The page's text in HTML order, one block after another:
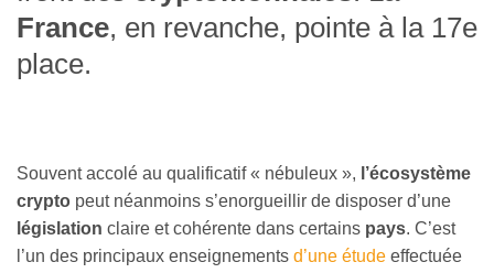
France, en revanche, pointe à la 17e
place.
Souvent accolé au qualificatif « nébuleux », l’écosystème
crypto peut néanmoins s’enorgueillir de disposer d’une
législation claire et cohérente dans certains pays. C’est
l’un des principaux enseignements d’une étude effectuée